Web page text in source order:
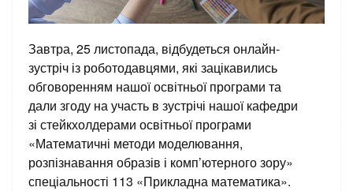
Завтра, 25 листопада, відбудеться онлайн-
зустріч із роботодавцями, які зацікавились
обговоренням нашої освітньої програми та
дали згоду на участь в зустрічі нашої кафедри
зі стейкхолдерами освітньої програми
«Математичні методи моделювання,
розпізнавання образів і комп’ютерного зору»
спеціальності 113 «Прикладна математика».